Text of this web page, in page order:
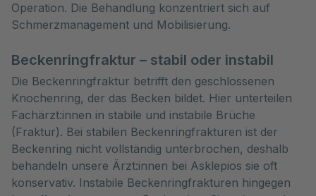
Operation. Die Behandlung konzentriert sich auf
Schmerzmanagement und Mobilisierung.
Beckenringfraktur – stabil oder instabil
Die Beckenringfraktur betrifft den geschlossenen
Knochenring, der das Becken bildet. Hier unterteilen
Fachärzt:innen in stabile und instabile Brüche
(Fraktur). Bei stabilen Beckenringfrakturen ist der
Beckenring nicht vollständig unterbrochen, deshalb
behandeln unsere Ärzt:innen bei Asklepios sie oft
konservativ. Instabile Beckenringfrakturen hingegen